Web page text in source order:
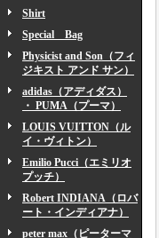
Shirt
Special Bag
Physicist and Son（フィ
ジキスト アンド サン）
adidas（アディダス）
・ PUMA（プーマ）
LOUIS VUITTON（ル
イ・ヴィトン）
Emilio Pucci（エミリオ
プッチ）
Robert INDIANA（ロバ
ート・インディアナ）
peter max（ピーターマ